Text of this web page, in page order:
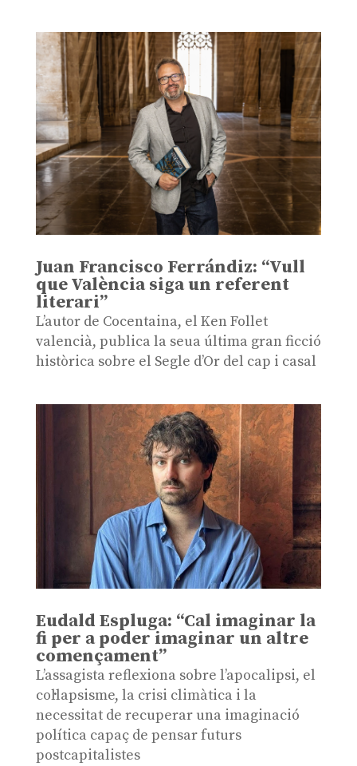
Juan Francisco Ferrándiz: “Vull
que València siga un referent
literari”
L’autor de Cocentaina, el Ken Follet
valencià, publica la seua última gran ficció
històrica sobre el Segle d’Or del cap i casal
Eudald Espluga: “Cal imaginar la
fi per a poder imaginar un altre
començament”
L’assagista reflexiona sobre l’apocalipsi, el
col·lapsisme, la crisi climàtica i la
necessitat de recuperar una imaginació
política capaç de pensar futurs
postcapitalistes